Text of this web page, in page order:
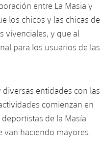
entre La Masia y
los chicos y las chicas de
vivenciales, y que al
para los usuarios de las
entidades con las
comienzan en
de la Masía
haciendo mayores.